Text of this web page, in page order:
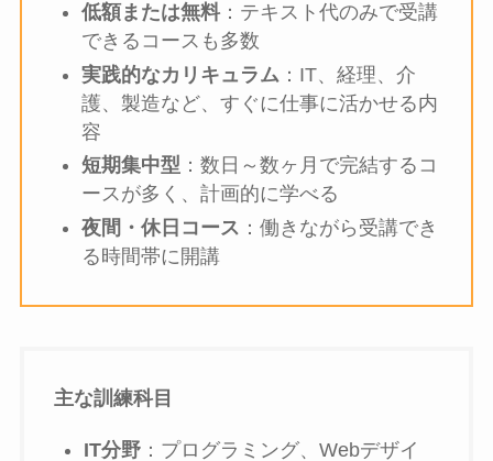
低額または無料：テキスト代のみで受講
できるコースも多数
実践的なカリキュラム ：IT、経理、介
護、製造など、すぐに仕事に活かせる内
容
短期集中型 ：数日～数ヶ月で完結するコ
ースが多く、計画的に学べる
夜間・休日コース ：働きながら受講でき
る時間帯に開講
主な訓練科目
IT分野：プログラミング、Webデザイ